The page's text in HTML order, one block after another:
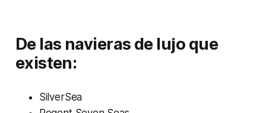
De las navieras de lujo que
existen:
SilverSea